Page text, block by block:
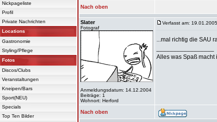
Nickpageliste
Profil
Private Nachrichten
Locations
Gastronomie
Styling/Pflege
Fotos
Discos/Clubs
Veranstaltungen
Kneipen/Bars
Sport(NEU)
Specials
Top Ten Bilder
Nach oben
Slater
Fotograf
Anmeldungsdatum: 14.12.2004
Beiträge: 1
Wohnort: Herford
Verfasst am:
...mal richtig die SAU
Alles was Spaß macht
Nach oben